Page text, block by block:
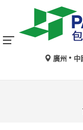
廣州 中